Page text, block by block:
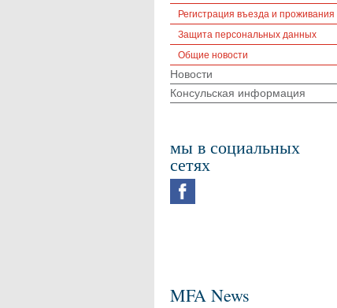
Регистрация въезда и проживания
Защита персональных данных
Oбщие новости
Новости
Консульская информация
мы в социальных
сетях
MFA News